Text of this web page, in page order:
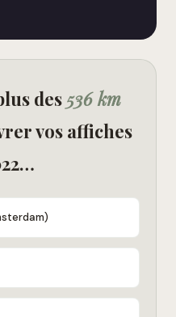
des 536 km
vos affiches